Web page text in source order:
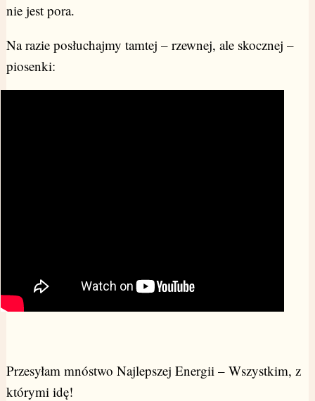
nie jest pora.
Na razie posłuchajmy tamtej – rzewnej, ale skocznej –
piosenki:
Przesyłam mnóstwo Najlepszej Energii – Wszystkim, z
którymi idę!